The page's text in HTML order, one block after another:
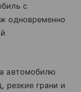
с
одновременно
автомобилю
резкие грани и